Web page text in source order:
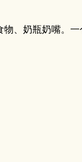
、奶瓶奶嘴。